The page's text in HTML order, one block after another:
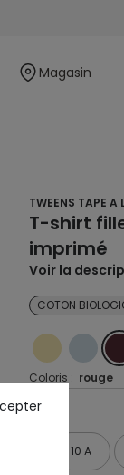
Magasin
TWEENS TAPE A
T-shirt
imprimé
Voir la
COTON
JAUNEBLEU
Coloris : rouge
10 A